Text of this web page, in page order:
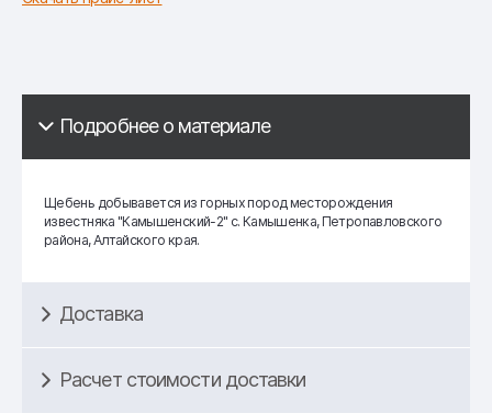
Подробнее о материале
Щебень добывавется из горных пород месторождения
известняка "Камышенский-2" с. Камышенка, Петропавловского
района, Алтайского края.
Доставка
Расчет стоимости доставки